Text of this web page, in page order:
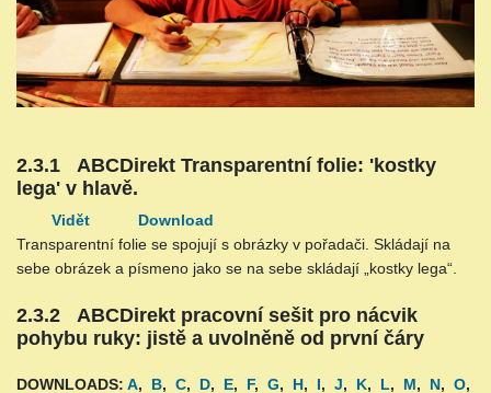
2.3.1 ABCDirekt Transparentní folie: 'kostky
lega' v hlavě.
Vidět
Download
Transparentní folie se spojují s obrázky v pořadači. Skládají na
sebe obrázek a písmeno jako se na sebe skládají „kostky lega“.
2.3.2 ABCDirekt pracovní sešit pro nácvik
pohybu ruky: jistě a uvolněně od první čáry
DOWNLOADS: A, B, C, D, E, F, G, H, I, J, K, L, M, N, O,